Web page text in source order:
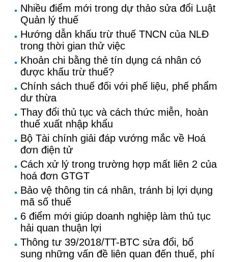
Nhiều điểm mới trong dự thảo sửa đổi Luật
Quản lý thuế
Hướng dẫn khấu trừ thuế TNCN của NLĐ
trong thời gian thử việc
Khoản chi bằng thẻ tín dụng cá nhân có
được khấu trừ thuế?
Chính sách thuế đối với phế liệu, phế phẩm
dư thừa
Thay đổi thủ tục và cách thức miễn, hoàn
thuế xuất nhập khẩu
Bộ Tài chính giải đáp vướng mắc về Hoá
đơn điện tử
Cách xử lý trong trường hợp mất liên 2 của
hoá đơn GTGT
Bảo vệ thông tin cá nhân, tránh bị lợi dụng
mã số thuế
6 điểm mới giúp doanh nghiệp làm thủ tục
hải quan thuận lợi
Thông tư 39/2018/TT-BTC sửa đổi, bổ
sung những vấn đề liên quan đến thuế, phí